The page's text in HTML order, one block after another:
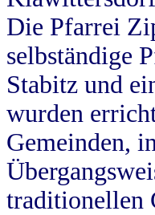
Die Pfarrei
selbständige
Stabitz und
wurden
Gemeinden,
traditionellen